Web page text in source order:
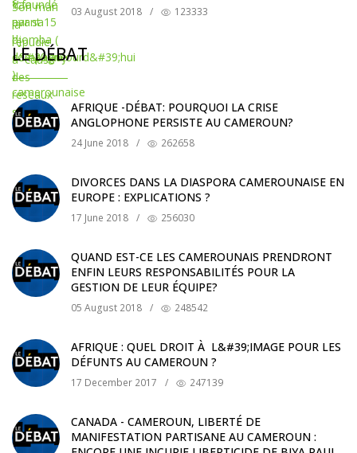
03 August 2018 / 123333
LE DÉBAT
AFRIQUE -DÉBAT: POURQUOI LA CRISE
ANGLOPHONE PERSISTE AU CAMEROUN?
24 June 2018 / 262658
DIVORCES DANS LA DIASPORA CAMEROUNAISE EN
EUROPE : EXPLICATIONS ?
17 June 2018 / 256030
QUAND EST-CE LES CAMEROUNAIS PRENDRONT
ENFIN LEURS RESPONSABILITÉS POUR LA
GESTION DE LEUR ÉQUIPE?
05 August 2018 / 248542
AFRIQUE : QUEL DROIT À L&#39;IMAGE POUR LES
DÉFUNTS AU CAMEROUN ?
17 December 2017 / 247139
CANADA - CAMEROUN, LIBERTÉ DE
MANIFESTATION PARTISANE AU CAMEROUN :